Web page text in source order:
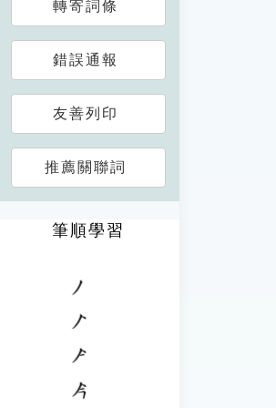
轉寄詞條
錯誤通報
友善列印
推薦關聯詞
筆順學習